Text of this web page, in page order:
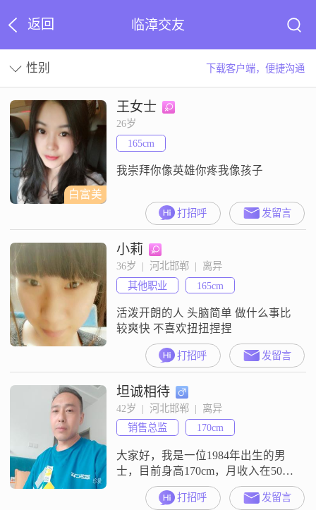
返回 临漳交友
性别 下载客户端，便捷沟通
白富美
王女士
26岁
165cm
我崇拜你像英雄你疼我像孩子
打招呼 发留言
小莉
36岁  |  河北邯郸  |  离异
其他职业
165cm
活泼开朗的人 头脑简单 做什么事比
较爽快 不喜欢扭扭捏捏
打招呼 发留言
坦诚相待
42岁  |  河北邯郸  |  离异
销售总监
170cm
大家好，我是一位1984年出生的男
士，目前身高170cm，月收入在5001
到8000元之间。我在邯郸工作，学
历是中专。我性格上比较注重家
打招呼 发留言